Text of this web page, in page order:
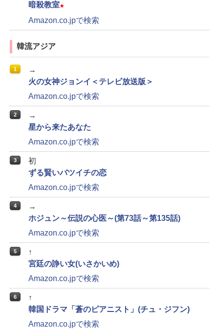
暗殺教室★
Amazon.co.jpで検索
韓流アジア
1
→
火の女神ジョンイ＜テレビ放送版＞
Amazon.co.jpで検索
2
→
星から来たあなた
Amazon.co.jpで検索
3
初
ずる賢いバツイチの恋
Amazon.co.jpで検索
4
→
ホジュン～伝説の心医～(第73話～第135話)
Amazon.co.jpで検索
5
↑
宮廷の諍い女(いさかいめ)
Amazon.co.jpで検索
6
↑
韓国ドラマ「蒼のピアニスト」(チュ・ジフン)
Amazon.co.jpで検索